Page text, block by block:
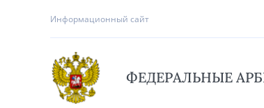
Информационный сайт
ФЕДЕРАЛЬНЫЕ